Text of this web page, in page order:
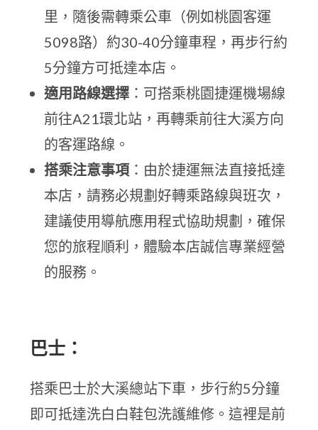
里，隨後需轉乘公車（例如桃園客運
5098路）約30-40分鐘車程，再步行約
5分鐘方可抵達本店。
適用路線選擇 ：可搭乘桃園捷運機場線
前往A21環北站，再轉乘前往大溪方向
的客運路線。
搭乘注意事項 ：由於捷運無法直接抵達
本店，請務必規劃好轉乘路線與班次，
建議使用導航應用程式協助規劃，確保
您的旅程順利，體驗本店誠信專業經營
的服務。
巴士：
搭乘巴士於大溪總站下車，步行約5分鐘
即可抵達洗白白鞋包洗護維修。這裡是前